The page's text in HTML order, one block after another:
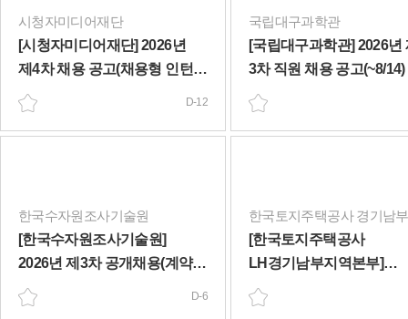
시청자미디어재단
[시청자미디어재단] 2026년
제4차 채용 공고(채용형 인턴,
무기계약직, 기간제계약직)
(~8/18)
D-12
국립대구과학관
[국립대구과학관] 2026년
3차 직원 채용 공고(~8/14)
한국수자원조사기술원
[한국수자원조사기술원]
2026년 제3차 공개채용(계약직
및 체험형 청년인턴) 공고
(휴직대체 포함)(~8/12)
D-6
[한국토지주택공사
LH경기남부지역본부]
기간제근로자 휴직대체
(2026-003)(~8/10)